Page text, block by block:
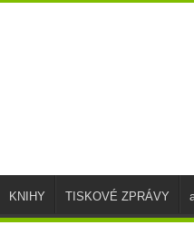
KNIHY TISKOVÉ ZPRÁVY